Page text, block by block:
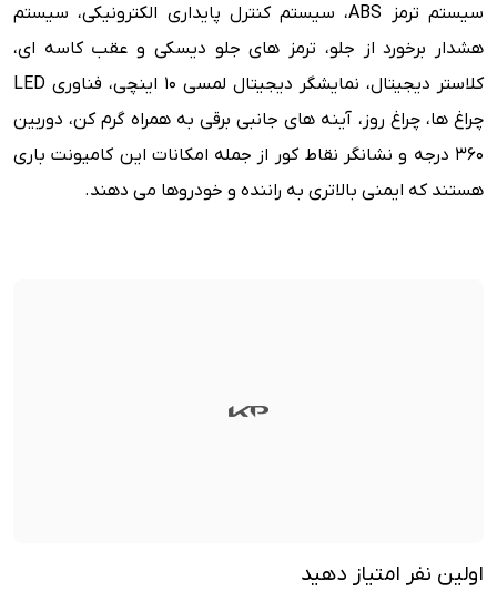
سیستم ترمز ABS، سیستم کنترل پایداری الکترونیکی، سیستم
هشدار برخورد از جلو، ترمز های جلو دیسکی و عقب کاسه ای،
کلاستر دیجیتال، نمایشگر دیجیتال لمسی 10 اینچی، فناوری LED
چراغ ها، چراغ روز، آینه های جانبی برقی به همراه گرم کن، دوربین
360 درجه و نشانگر نقاط کور از جمله امکانات این کامیونت باری
هستند که ایمنی بالاتری به راننده و خودروها می دهند.
اولین نفر امتیاز دهید